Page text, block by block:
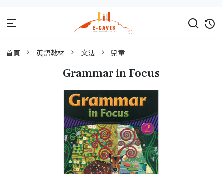
首頁 英語教材 文法 兒童
Grammar in Focus